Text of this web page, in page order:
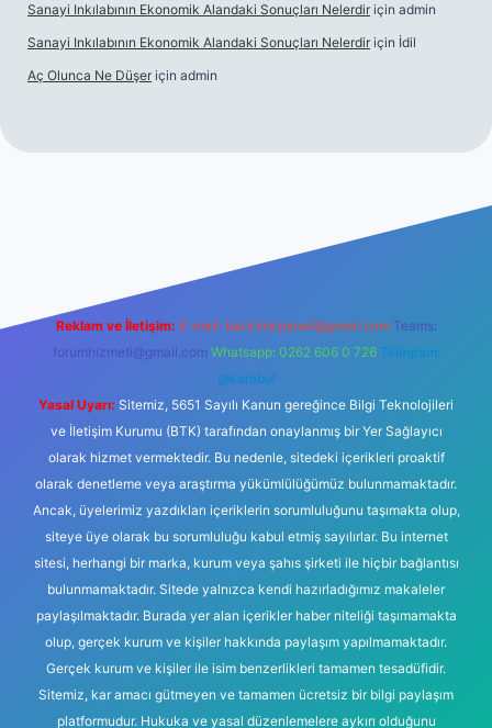
Sanayi Inkılabının Ekonomik Alandaki Sonuçları Nelerdir için admin
Sanayi Inkılabının Ekonomik Alandaki Sonuçları Nelerdir için İdil
Aç Olunca Ne Düşer için admin
Reklam ve İletişim: E-mail: backlinkpaneli@gmail.com Teams:
forumhizmeti@gmail.com Whatsapp: 0262 606 0 726 Telegram:
@karabul
Yasal Uyarı: Sitemiz, 5651 Sayılı Kanun gereğince Bilgi Teknolojileri
ve İletişim Kurumu (BTK) tarafından onaylanmış bir Yer Sağlayıcı
olarak hizmet vermektedir. Bu nedenle, sitedeki içerikleri proaktif
olarak denetleme veya araştırma yükümlülüğümüz bulunmamaktadır.
Ancak, üyelerimiz yazdıkları içeriklerin sorumluluğunu taşımakta olup,
siteye üye olarak bu sorumluluğu kabul etmiş sayılırlar. Bu internet
sitesi, herhangi bir marka, kurum veya şahıs şirketi ile hiçbir bağlantısı
bulunmamaktadır. Sitede yalnızca kendi hazırladığımız makaleler
paylaşılmaktadır. Burada yer alan içerikler haber niteliği taşımamakta
olup, gerçek kurum ve kişiler hakkında paylaşım yapılmamaktadır.
Gerçek kurum ve kişiler ile isim benzerlikleri tamamen tesadüfidir.
Sitemiz, kar amacı gütmeyen ve tamamen ücretsiz bir bilgi paylaşım
platformudur. Hukuka ve yasal düzenlemelere aykırı olduğunu